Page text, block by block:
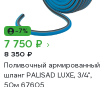
-7%
7 750 ₽
8 350 ₽
Поливочный армированный
шланг PALISAD LUXE, 3/4",
50м 67605